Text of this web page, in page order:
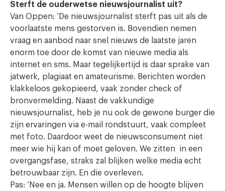
Sterft de ouderwetse nieuwsjournalist uit?
Van Oppen: ‘De nieuwsjournalist sterft pas uit als de
voorlaatste mens gestorven is. Bovendien nemen
vraag en aanbod naar snel nieuws de laatste jaren
enorm toe door de komst van nieuwe media als
internet en sms. Maar tegelijkertijd is daar sprake van
jatwerk, plagiaat en amateurisme. Berichten worden
klakkeloos gekopieerd, vaak zonder check of
bronvermelding. Naast de vakkundige
nieuwsjournalist, heb je nu ook de gewone burger die
zijn ervaringen via e-mail rondstuurt, vaak compleet
met foto. Daardoor weet de nieuwsconsument niet
meer wie hij kan of moet geloven. We zitten in een
overgangsfase, straks zal blijken welke media echt
betrouwbaar zijn. En die overleven.
Pas: ‘Nee en ja. Mensen willen op de hoogte blijven